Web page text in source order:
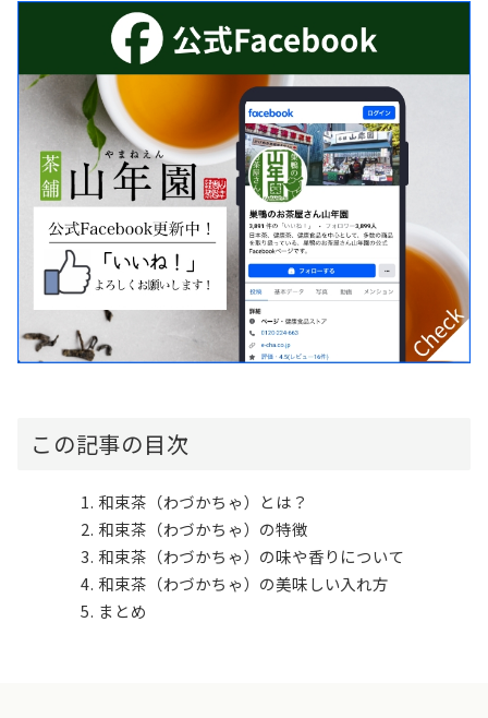
この記事の目次
和束茶（わづかちゃ）とは？
和束茶（わづかちゃ）の特徴
和束茶（わづかちゃ）の味や香りについて
和束茶（わづかちゃ）の美味しい入れ方
まとめ